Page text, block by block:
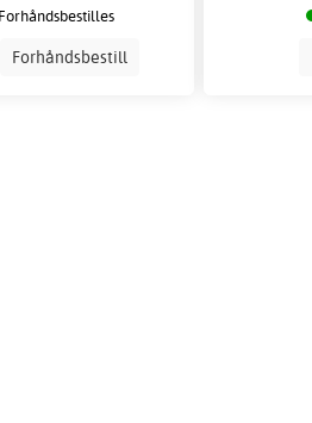
Forhåndsbestill